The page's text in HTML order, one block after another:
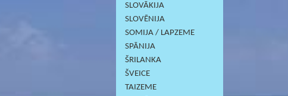
SLOVĀKIJA
SLOVĒNIJA
SOMIJA / LAPZEME
SPĀNIJA
ŠRILANKA
ŠVEICE
TAIZEME